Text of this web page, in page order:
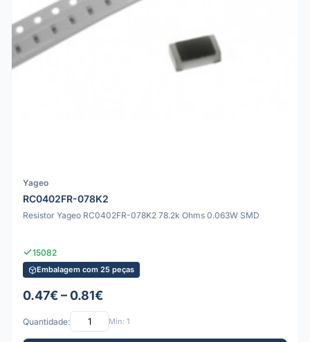
Yageo
RC0402FR-078K2
Resistor Yageo RC0402FR-078K2 78.2k Ohms 0.063W SMD
15082
Embalagem com 25 peças
0.47€ – 0.81€
Quantidade: Mín: 1